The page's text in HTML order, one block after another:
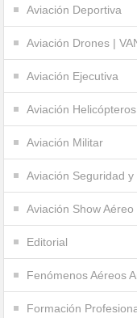
Aviación Deportiva
Aviación Drones |
Aviación Ejecutiva
Aviación Helicópteros
Aviación Militar
Aviación Seguridad y
Aviación Show Aéreo
Editorial
Fenómenos Aéreos
Formación